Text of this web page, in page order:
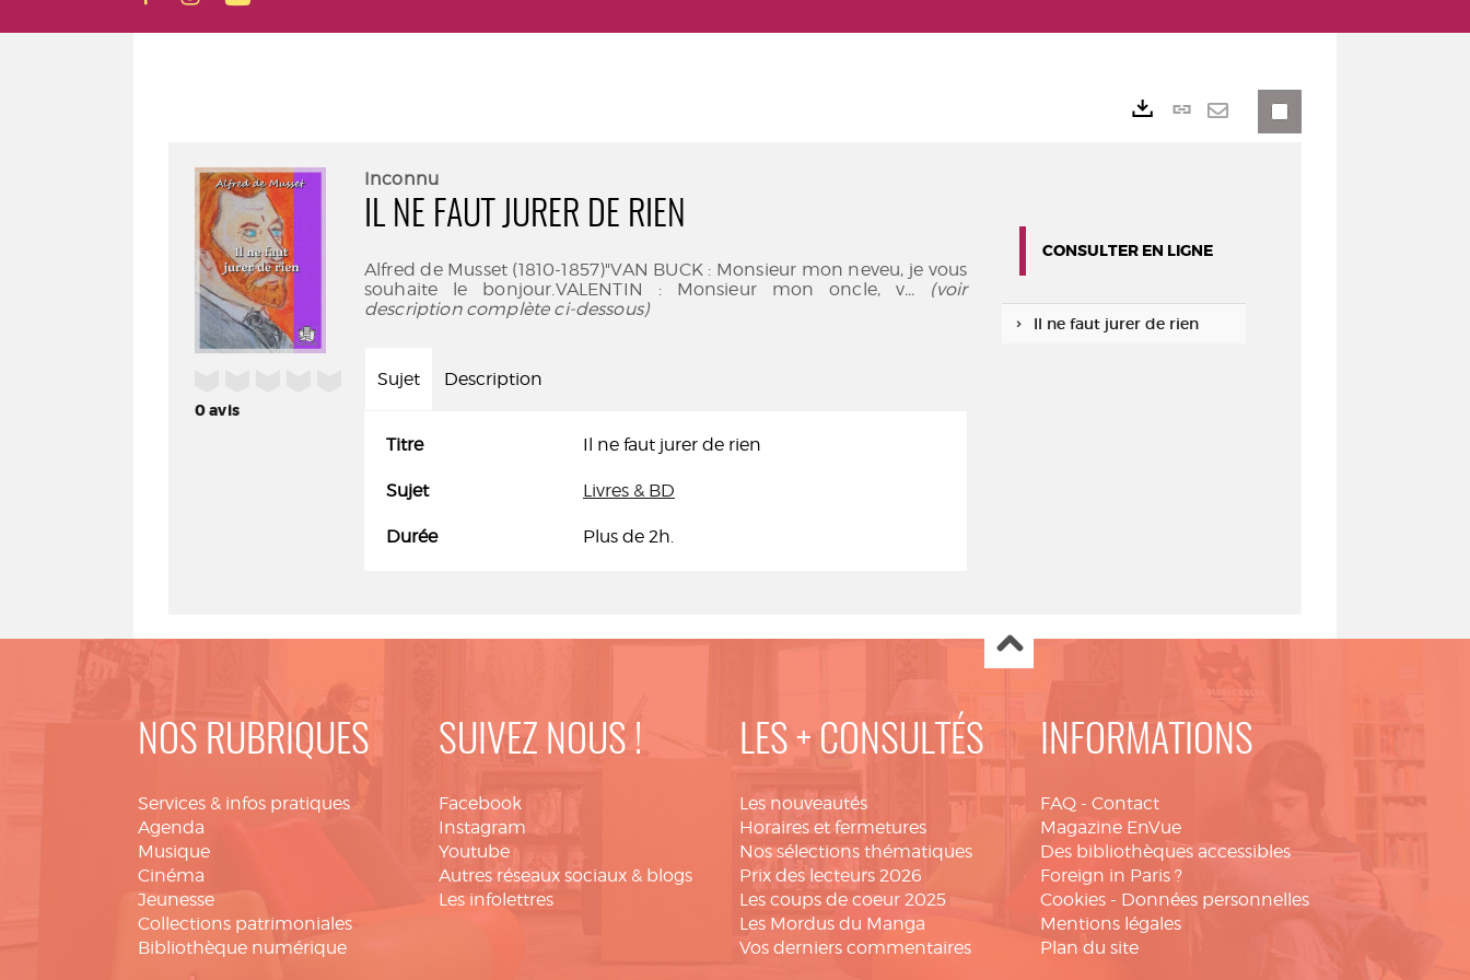
0avis
Inconnu
IL NE FAUT JURER DE RIEN
Alfred de Musset (1810-1857)"VAN BUCK : Monsieur mon neveu, je vous
souhaite le bonjour.VALENTIN : Monsieur mon oncle, v... (voir
description complète ci-dessous)
Sujet Description
Titre Il ne faut jurer de rien
Sujet Livres & BD
Durée Plus de 2h.
Lien
CONSULTER EN LIGNE
Il ne faut jurer de rien
NOS RUBRIQUES
Services & infos pratiques
Agenda
Musique
Cinéma
Jeunesse
Collections patrimoniales
Bibliothèque numérique
SUIVEZ NOUS !
Facebook
Instagram
Youtube
Autres réseaux sociaux & blogs
Les infolettres
LES + CONSULTÉS
Les nouveautés
Horaires et fermetures
Nos sélections thématiques
Prix des lecteurs 2026
Les coups de coeur 2025
Les Mordus du Manga
Vos derniers commentaires
INFORMATIONS
FAQ - Contact
Magazine EnVue
Des bibliothèques accessibles
Foreign in Paris ?
Cookies - Données personnelles
Mentions légales
Plan du site